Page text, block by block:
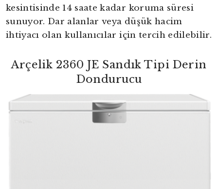
kesintisinde 14 saate kadar koruma süresi
sunuyor. Dar alanlar veya düşük hacim
ihtiyacı olan kullanıcılar için tercih edilebilir.
Arçelik 2360 JE Sandık Tipi Derin
Dondurucu